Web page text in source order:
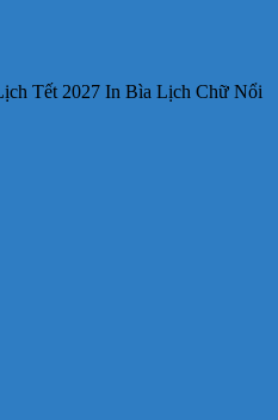
Tết 2027 In Bìa Lịch Chữ Nổi